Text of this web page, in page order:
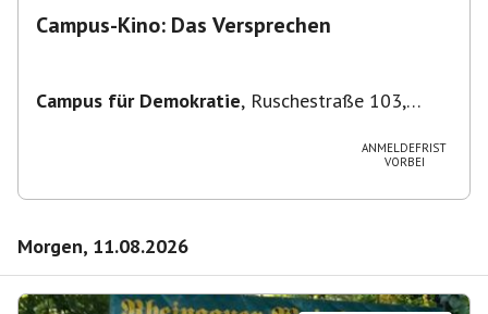
Campus-Kino: Das Versprechen
Campus für Demokratie, Ruschestraße 103,
ANMELDEFRIST
VORBEI
Morgen, 11.08.2026